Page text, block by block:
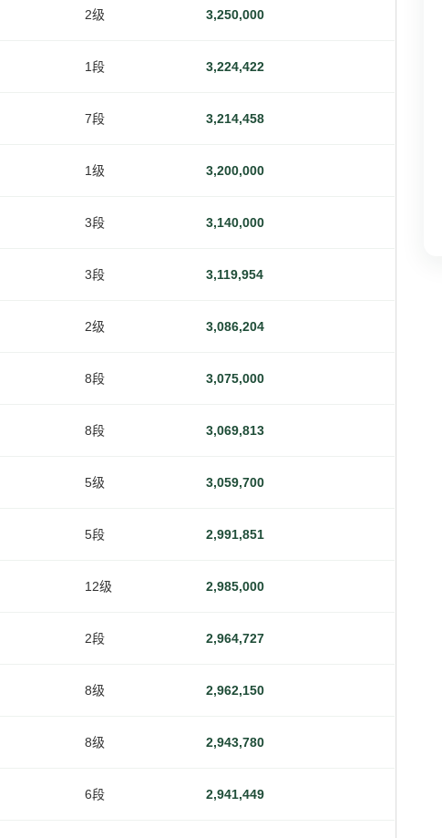
2级 3,250,000
1段 3,224,422
7段 3,214,458
1级 3,200,000
3段 3,140,000
3段 3,119,954
2级 3,086,204
8段 3,075,000
8段 3,069,813
5级 3,059,700
5段 2,991,851
12级 2,985,000
2段 2,964,727
8级 2,962,150
8级 2,943,780
6段 2,941,449